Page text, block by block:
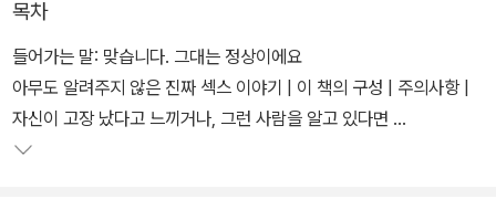
될 만한 내용이 펼쳐진다. 저자는 분명하면서도 부드럽고, 과감하면
서도 친절하며, 잘못을 지적하면서도 위로한다.
25년간 성 교육을 해온 저자는 상담받으러 오는 이들에게 “당신은 지
금 모습 그대로 정상”이라며 파트너와 가장 깊은 관계에 이를 수 있는
목차
들어가는 말: 맞습니다. 그대는 정상이에요
아무도 알려주지 않은 진짜 섹스 이야기 | 이 책의 구성 | 주의사항 |
자신이 고장 났다고 느끼거나, 그런 사람을 알고 있다면